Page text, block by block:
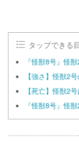
タップできる
『怪獣8号』怪
【強さ】怪獣2
【死亡】怪獣2
『怪獣8号』怪